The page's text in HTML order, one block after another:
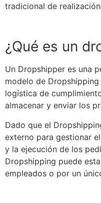
tradicional de
¿Qué es un
Un Dropshipper es una
modelo de Dropshipping
logística de
almacenar y enviar los
Dado que el
externo para gestionar
y la ejecución de los
Dropshipping puede
empleados o por un